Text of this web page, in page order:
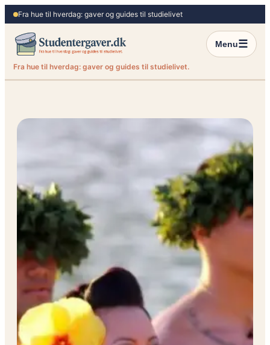
Spring
til
indhold
Fra hue til hverdag: gaver og guides til studielivet
Menu☰
Fra hue til hverdag: gaver og guides til studielivet.